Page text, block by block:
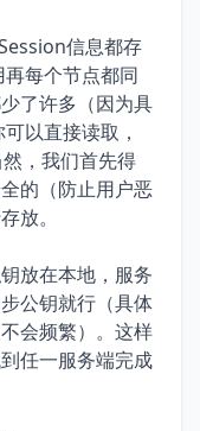
信息都存
每个节点都同
了许多（因为具
以直接读取，
，我们首先得
的（防止用户恶
放。
放在本地，服务
公钥就行（具体
会频繁）。这样
任一服务端完成